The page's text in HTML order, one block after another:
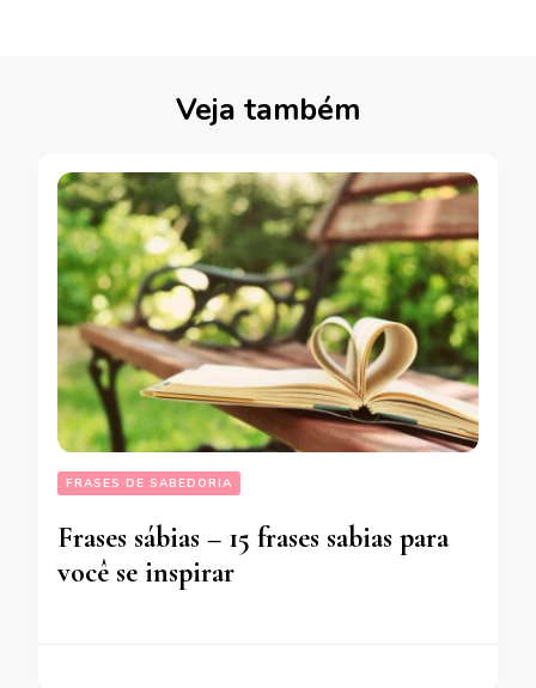
Veja também
FRASES DE SABEDORIA
Frases sábias – 15 frases sabias para
você se inspirar